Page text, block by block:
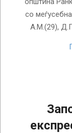
со
А.М.(29),